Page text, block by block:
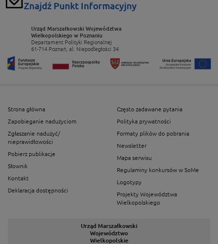
Znajdź Punkt Informacyjny
Urząd Marszałkowski Województwa
Wielkopolskiego w Poznaniu
Departament Polityki Regionalnej
61-714 Poznań, al. Niepodległości 34
Strona główna
Zapobieganie nadużyciom
Zgłaszanie nadużyć/
nieprawidłowości
Pobierz publikacje
Słownik
Kontakt
Deklaracja dostępności
Często zadawane pytania
Polityka prywatności
Formaty plików do pobrania
Newsletter
Mapa serwisu
Regulaminy konkursów w SoMe
Logotypy
Projekty Województwa
Wielkopolskiego
Urząd Marszałkowski
Województwo
Wielkopolskie